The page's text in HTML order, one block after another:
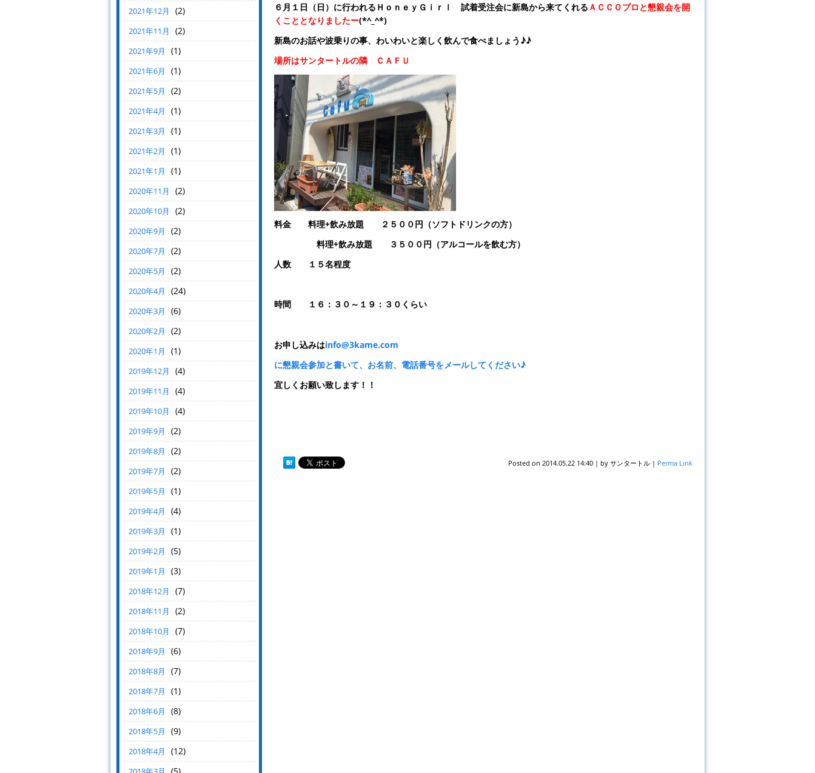
６月１日（日）に行われるＨｏｎｅｙＧｉｒｌ 試着受注会に新島から来てくれる ＡＣＣＯプロと懇親会を開
くこととなりましたー(*^_^*)
新島のお話や波乗りの事、わいわいと楽しく飲んで食べましょう♪♪
場所はサンタートルの隣 ＣＡＦＵ
料金 料理+飲み放題 ２５００円（ソフトドリンクの方）
料理+飲み放題 ３５００円（アルコールを飲む方）
人数 １５名程度
時間 １６：３０～１９：３０くらい
お申し込みはinfo@3kame.com
に懇親会参加と書いて、お名前、電話番号をメールしてください♪
宜しくお願い致します！！
Posted on 2014.05.22 14:40 | by サンタートル | Perma Link
2021年12月 (2)
2021年11月 (2)
2021年9月 (1)
2021年6月 (1)
2021年5月 (2)
2021年4月 (1)
2021年3月 (1)
2021年2月 (1)
2021年1月 (1)
2020年11月 (2)
2020年10月 (2)
2020年9月 (2)
2020年7月 (2)
2020年5月 (2)
2020年4月 (24)
2020年3月 (6)
2020年2月 (2)
2020年1月 (1)
2019年12月 (4)
2019年11月 (4)
2019年10月 (4)
2019年9月 (2)
2019年8月 (2)
2019年7月 (2)
2019年5月 (1)
2019年4月 (4)
2019年3月 (1)
2019年2月 (5)
2019年1月 (3)
2018年12月 (7)
2018年11月 (2)
2018年10月 (7)
2018年9月 (6)
2018年8月 (7)
2018年7月 (1)
2018年6月 (8)
2018年5月 (9)
2018年4月 (12)